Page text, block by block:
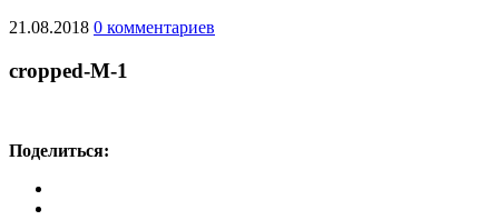
21.08.2018 0 комментариев
cropped-M-1
Поделиться: